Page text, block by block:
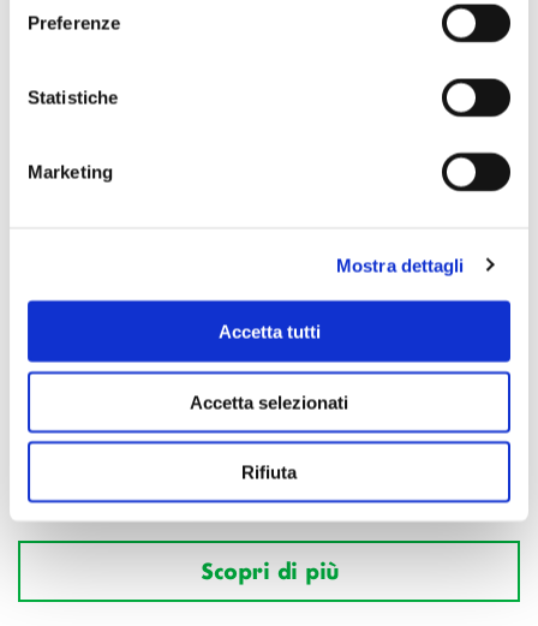
Preferenze
Statistiche
Marketing
Mostra dettagli
Accetta tutti
Accetta selezionati
Rifiuta
Scopri di più